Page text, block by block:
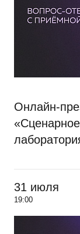
Онлайн-
31 июля
19:00